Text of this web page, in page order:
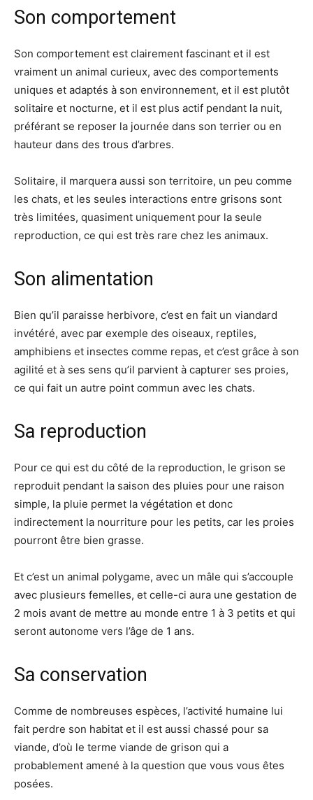
Son comportement
Son comportement est clairement fascinant et il est
vraiment un animal curieux, avec des comportements
uniques et adaptés à son environnement, et il est plutôt
solitaire et nocturne, et il est plus actif pendant la nuit,
préférant se reposer la journée dans son terrier ou en
hauteur dans des trous d’arbres.
Solitaire, il marquera aussi son territoire, un peu comme
les chats, et les seules interactions entre grisons sont
très limitées, quasiment uniquement pour la seule
reproduction, ce qui est très rare chez les animaux.
Son alimentation
Bien qu’il paraisse herbivore, c’est en fait un viandard
invétéré, avec par exemple des oiseaux, reptiles,
amphibiens et insectes comme repas, et c’est grâce à son
agilité et à ses sens qu’il parvient à capturer ses proies,
ce qui fait un autre point commun avec les chats.
Sa reproduction
Pour ce qui est du côté de la reproduction, le grison se
reproduit pendant la saison des pluies pour une raison
simple, la pluie permet la végétation et donc
indirectement la nourriture pour les petits, car les proies
pourront être bien grasse.
Et c’est un animal polygame, avec un mâle qui s’accouple
avec plusieurs femelles, et celle-ci aura une gestation de
2 mois avant de mettre au monde entre 1 à 3 petits et qui
seront autonome vers l’âge de 1 ans.
Sa conservation
Comme de nombreuses espèces, l’activité humaine lui
fait perdre son habitat et il est aussi chassé pour sa
viande, d’où le terme viande de grison qui a
probablement amené à la question que vous vous êtes
posées.